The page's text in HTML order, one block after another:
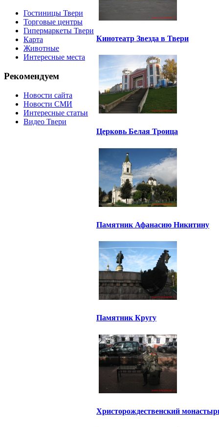
Гостиницы Твери
Торговые центры
Гипермаркеты Твери
Карта
Животные
Интересные места
Рекомендуем
Новости сайта
Новости СМИ
Интересные статьи
Видео Твери
Кинотеатр Звезда в Твери
Церковь Белая Троица
Памятник Афанасию Никитину
Памятник Кругу
Христорождественский